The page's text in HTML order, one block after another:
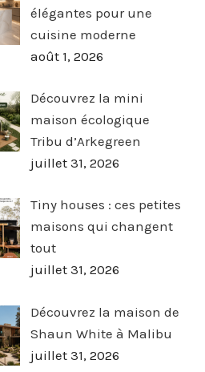
élégantes pour une
cuisine moderne
août 1, 2026
Découvrez la mini
maison écologique
Tribu d’Arkegreen
juillet 31, 2026
Tiny houses : ces petites
maisons qui changent
tout
juillet 31, 2026
Découvrez la maison de
Shaun White à Malibu
juillet 31, 2026